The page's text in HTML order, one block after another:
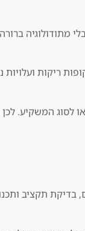
מתודולוגיה
ריקות
לסוג המשקיע.
תקציב